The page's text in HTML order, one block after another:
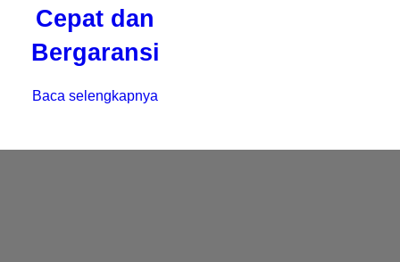
Cepat dan
Bergaransi
Baca selengkapnya